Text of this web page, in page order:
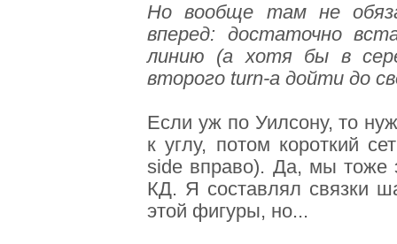
Но вообще там не
вперед: достаточно
линию (а хотя бы в
второго turn-а дойти до
Если уж по Уилсону, то
к углу, потом короткий
side вправо). Да, мы тоже
КД. Я составлял связки
этой фигуры, но...